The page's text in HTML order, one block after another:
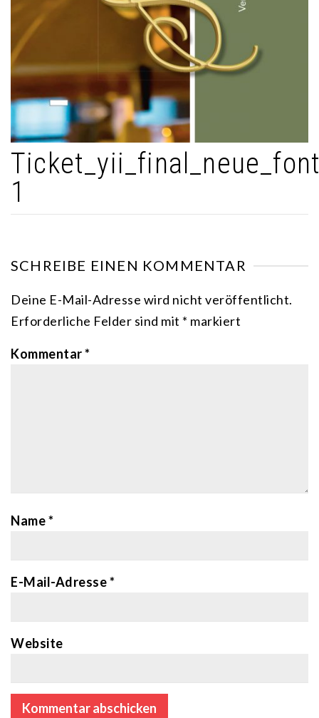
1
SCHREIBE EINEN KOMMENTAR
Deine E-Mail-Adresse wird nicht veröffentlicht.
Erforderliche Felder sind mit * markiert
Kommentar*
Name*
E-Mail-Adresse*
Website